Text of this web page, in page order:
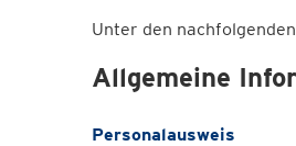
Unter den
Allgemeine
Personalausweis